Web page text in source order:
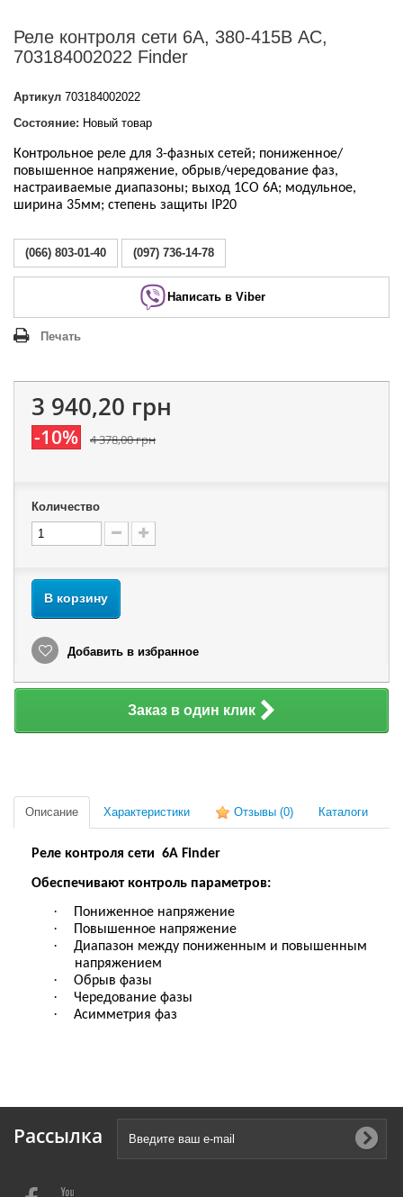
Реле контроля сети 6A, 380-415В AC,
703184002022 Finder
Артикул 703184002022
Состояние: Новый товар
Контрольное реле для 3-фазных сетей; пониженное/
повышенное напряжение, обрыв/чередование фаз,
настраиваемые диапазоны; выход 1CO 6А; модульное,
ширина 35мм; степень защиты IP20
(066) 803-01-40 (097) 736-14-78
Написать в Viber
Печать
3 940,20 грн
-10% 4 378,00 грн
Количество
В корзину
Добавить в избранное
Заказ в один клик
Описание Характеристики Отзывы (0) Каталоги
Реле контроля сети 6A Finder
Обеспечивают контроль параметров:
· Пониженное напряжение
· Повышенное напряжение
·
Диапазон между пониженным и повышенным
напряжением
· Обрыв фазы
· Чередование фазы
· Асимметрия фаз
Рассылка